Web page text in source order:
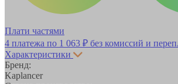
Плати частями
4 платежа по 1 063 ₽ без комиссий и
Характеристики
Бренд:
Kaplancer